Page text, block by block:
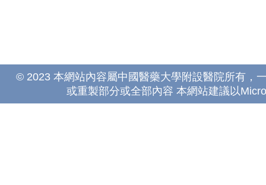
© 2023 本網站內容屬中國醫藥大學附設醫院所有，
或重製部分或全部內容 本網站建議以